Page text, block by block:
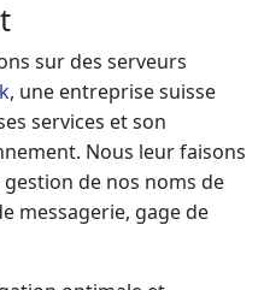
sur des serveurs
, une entreprise suisse
services et son
Nous leur faisons
de nos noms de
messagerie, gage de